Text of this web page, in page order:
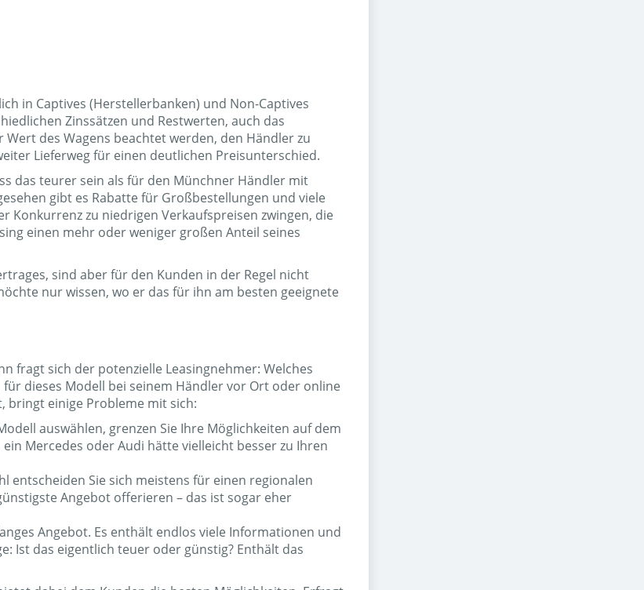
in Captives (Herstellerbanken) und Non-Captives
Zinssätzen und Restwerten, auch das
des Wagens beachtet werden, den Händler zu
Lieferweg für einen deutlichen Preisunterschied.
das teurer sein als für den Münchner Händler mit
gibt es Rabatte für Großbestellungen und viele
Konkurrenz zu niedrigen Verkaufspreisen zwingen, die
einen mehr oder weniger großen Anteil seines
sind aber für den Kunden in der Regel nicht
nur wissen, wo er das für ihn am besten geeignete
fragt sich der potenzielle Leasingnehmer: Welches
dieses Modell bei seinem Händler vor Ort oder online
bringt einige Probleme mit sich:
auswählen, grenzen Sie Ihre Möglichkeiten auf dem
Mercedes oder Audi hätte vielleicht besser zu Ihren
entscheiden Sie sich meistens für einen regionalen
Angebot offerieren – das ist sogar eher
Angebot. Es enthält endlos viele Informationen und
Ist das eigentlich teuer oder günstig? Enthält das